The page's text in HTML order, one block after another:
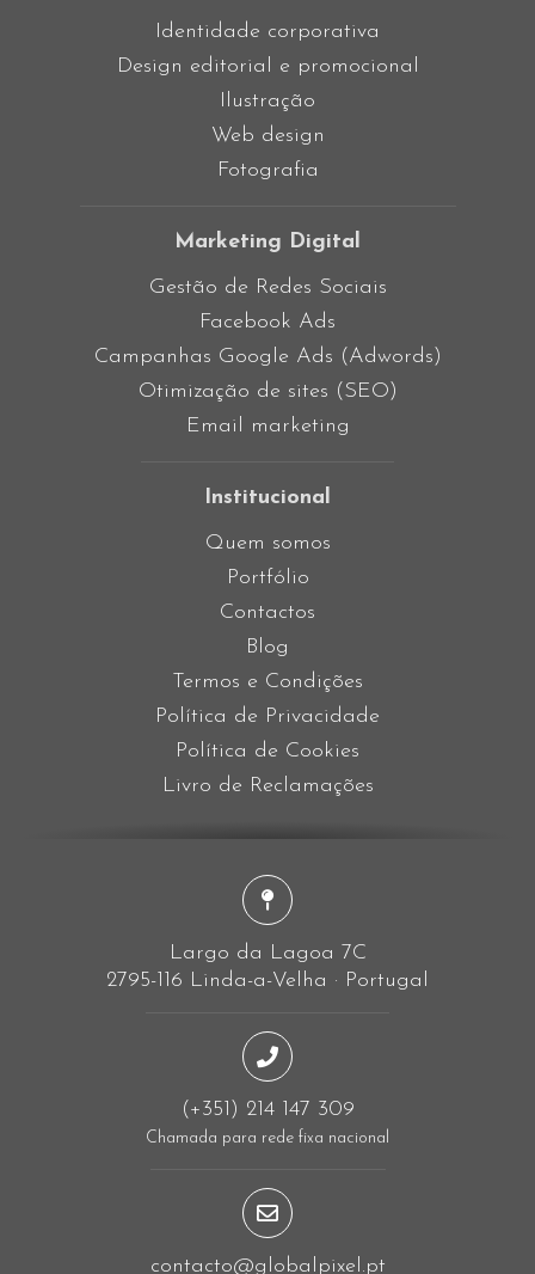
Identidade corporativa
Design editorial e promocional
Ilustração
Web design
Fotografia
Marketing Digital
Gestão de Redes Sociais
Facebook Ads
Campanhas Google Ads (Adwords)
Otimização de sites (SEO)
Email marketing
Institucional
Quem somos
Portfólio
Contactos
Blog
Termos e Condições
Política de Privacidade
Política de Cookies
Livro de Reclamações
Largo da Lagoa 7C
2795-116 Linda-a-Velha · Portugal
(+351) 214 147 309
Chamada para rede fixa nacional
contacto@globalpixel.pt